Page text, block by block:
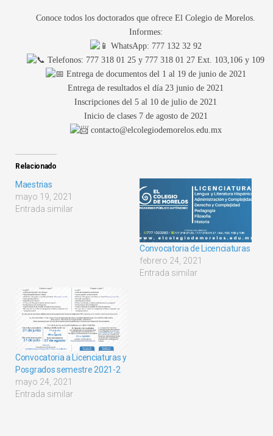
Conoce todos los doctorados que ofrece El Colegio de Morelos.
Informes:
WhatsApp: 777 132 32 92
Telefonos: 777 318 01 25 y 777 318 01 27 Ext. 103,106 y 109
Entrega de documentos del 1 al 19 de junio de 2021
Entrega de resultados el día 23 junio de 2021
Inscripciones del 5 al 10 de julio de 2021
Inicio de clases 7 de agosto de 2021
contacto@elcolegiodemorelos.edu.mx
Relacionado
Maestrias
mayo 19, 2021
Entrada similar
Convocatoria de Licenciaturas
febrero 24, 2021
Entrada similar
Convocatoria a Licenciaturas y
Posgrados semestre 2021-2
mayo 24, 2021
Entrada similar